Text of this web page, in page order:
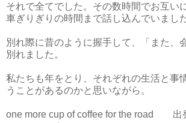
それで全てでした。その数時間でお互い
車ぎりぎりの時間まで話し込んでいました
別れ際に昔のように握手して、「また、
別れました。
私たちも年をとり、それぞれの生活と事
うことがあるのかと思いながら。
one more cup of coffee for the road 出